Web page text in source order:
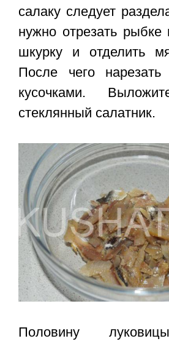
салаку следует
нужно отрезать рыбке
шкурку и отделить
После чего
кусочками.
стеклянный салатник.
Половину